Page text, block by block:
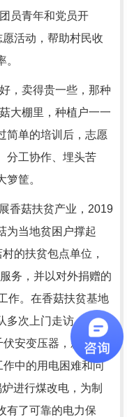
员青年和党员开
愿活动，帮助村民收
，卖得贵一些，那种
大棚里，种植户一一
简单的培训后，志愿
分工协作、埋头苦
筐。
香菇扶贫产业， 2019
为当地贫困户撑起
的扶贫包点单位，
务，并以对外捐赠的
作。在香菇扶贫基地
多次上门走访，了解
伏安变压器，新架电
中的用电困难和问
进行煤改电，为制
有了可靠的电力保